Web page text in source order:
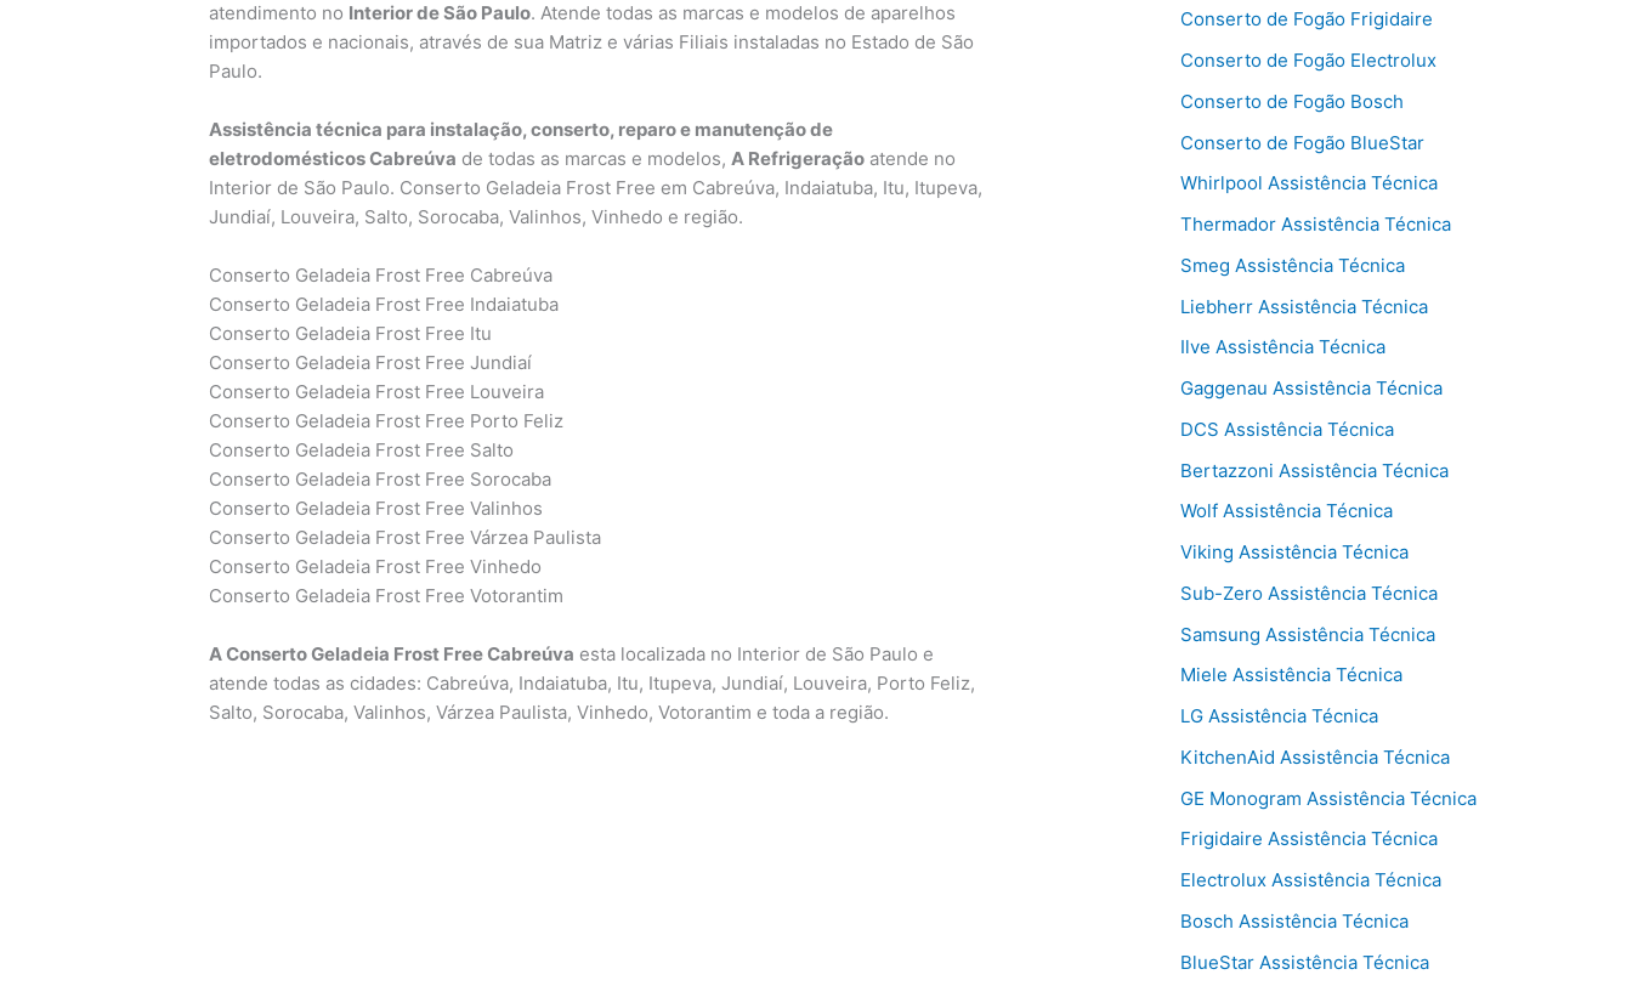
atendimento no Interior de São Paulo. Atende todas as marcas e modelos de aparelhos
importados e nacionais, através de sua Matriz e várias Filiais instaladas no Estado de São
Paulo.
Assistência técnica para instalação, conserto, reparo e manutenção de
eletrodomésticos Cabreúva de todas as marcas e modelos,A Refrigeração atende no
Interior de São Paulo. Conserto Geladeia Frost Free em Cabreúva, Indaiatuba, Itu, Itupeva,
Jundiaí, Louveira, Salto, Sorocaba, Valinhos, Vinhedo e região.
Conserto Geladeia Frost Free Cabreúva
Conserto Geladeia Frost Free Indaiatuba
Conserto Geladeia Frost Free Itu
Conserto Geladeia Frost Free Jundiaí
Conserto Geladeia Frost Free Louveira
Conserto Geladeia Frost Free Porto Feliz
Conserto Geladeia Frost Free Salto
Conserto Geladeia Frost Free Sorocaba
Conserto Geladeia Frost Free Valinhos
Conserto Geladeia Frost Free Várzea Paulista
Conserto Geladeia Frost Free Vinhedo
Conserto Geladeia Frost Free Votorantim
A Conserto Geladeia Frost Free Cabreúva esta localizada no Interior de São Paulo e
atende todas as cidades: Cabreúva, Indaiatuba, Itu, Itupeva, Jundiaí, Louveira, Porto Feliz,
Salto, Sorocaba, Valinhos, Várzea Paulista, Vinhedo, Votorantim e toda a região.
Conserto de Fogão Frigidaire
Conserto de Fogão Electrolux
Conserto de Fogão Bosch
Conserto de Fogão BlueStar
Whirlpool Assistência Técnica
Thermador Assistência Técnica
Smeg Assistência Técnica
Liebherr Assistência Técnica
Ilve Assistência Técnica
Gaggenau Assistência Técnica
DCS Assistência Técnica
Bertazzoni Assistência Técnica
Wolf Assistência Técnica
Viking Assistência Técnica
Sub-Zero Assistência Técnica
Samsung Assistência Técnica
Miele Assistência Técnica
LG Assistência Técnica
KitchenAid Assistência Técnica
GE Monogram Assistência Técnica
Frigidaire Assistência Técnica
Electrolux Assistência Técnica
Bosch Assistência Técnica
BlueStar Assistência Técnica